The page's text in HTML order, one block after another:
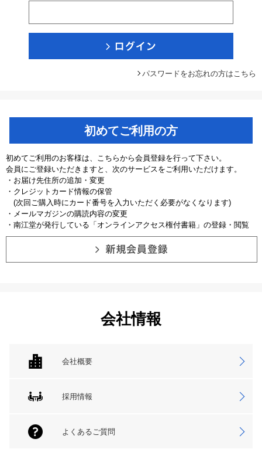
パスワードをお忘れの方はこちら
初めてご利用の方
初めてご利用のお客様は、こちらから会員登録を行って下さい。
会員にご登録いただきますと、次のサービスをご利用いただけます。
・お届け先住所の追加・変更
・クレジットカード情報の保管
(次回ご購入時にカード番号を入力いただく必要がなくなります)
・メールマガジンの購読内容の変更
・南江堂が発行している「オンラインアクセス権付書籍」の登録・閲覧
会社情報
会社概要
採用情報
よくあるご質問